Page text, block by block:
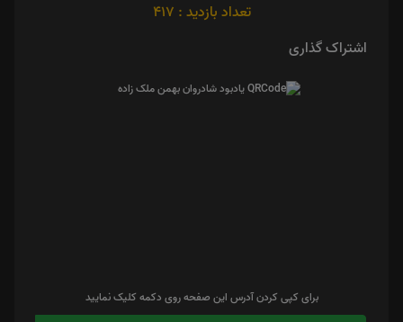
تعداد بازدید : 417
اشتراک گذاری
برای کپی کردن آدرس این صفحه روی دکمه کلیک نمایید